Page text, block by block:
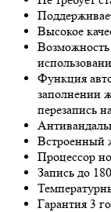
Высокое
Функция
заполнении
перезапись
Встроенный
Процессор
Запись до
Гарантия 3